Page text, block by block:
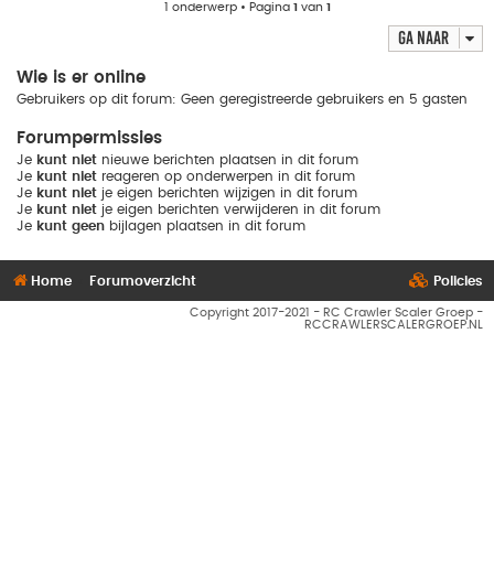
1 onderwerp • Pagina 1 van 1
Ga naar
Wie is er online
Gebruikers op dit forum: Geen geregistreerde gebruikers en 5 gasten
Forumpermissies
Je kunt niet nieuwe berichten plaatsen in dit forum
Je kunt niet reageren op onderwerpen in dit forum
Je kunt niet je eigen berichten wijzigen in dit forum
Je kunt niet je eigen berichten verwijderen in dit forum
Je kunt geen bijlagen plaatsen in dit forum
Home Forumoverzicht Policies
Copyright 2017-2021 - RC Crawler Scaler Groep -
RCCRAWLERSCALERGROEP.NL